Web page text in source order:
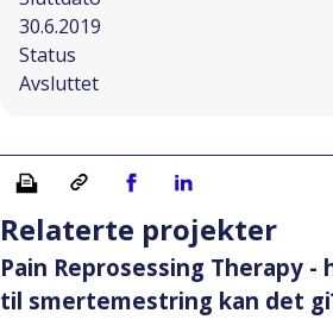
30.6.2019
Status
Avsluttet
Skriv ut Kopiera länkDel på Facebook
Del på Linkedin
Relaterte projekter
Pain Reprosessing Therapy
til smertemestring kan det